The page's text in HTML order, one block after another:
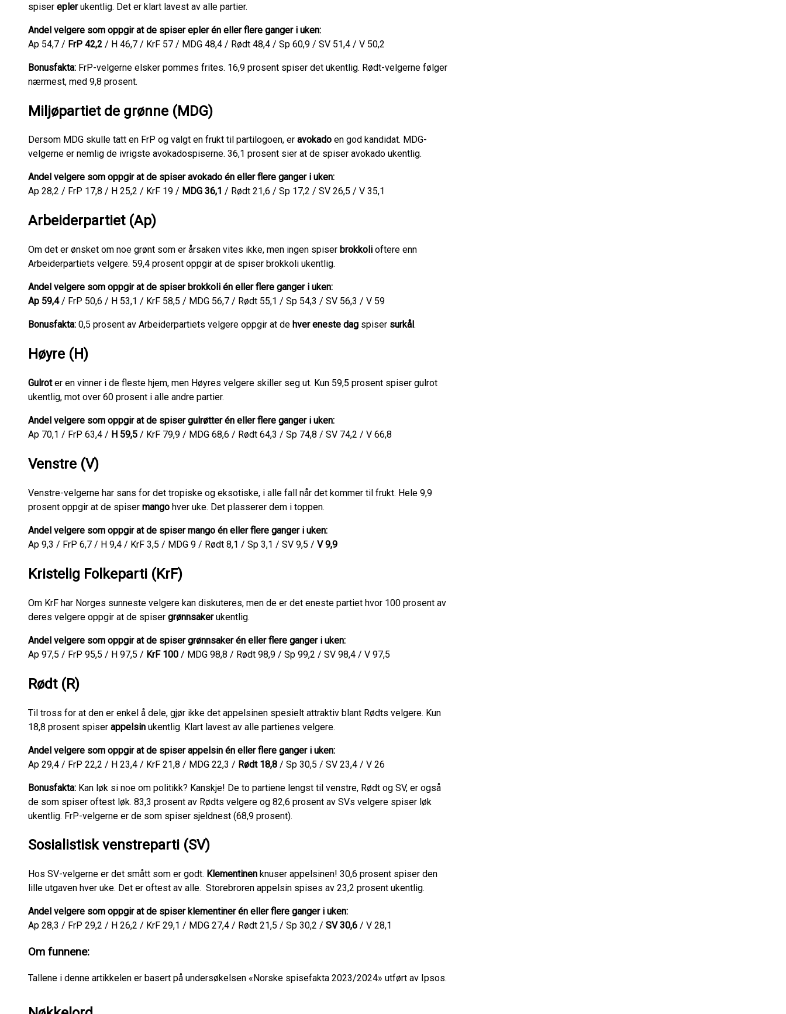
spiser eplerukentlig. Det er klart lavest av alle partier.
Andel velgere som oppgir at de spiser epler én eller flere ganger i uken:
Ap 54,7 / FrP 42,2 / H 46,7 / KrF 57 / MDG 48,4 / Rødt 48,4 / Sp 60,9 / SV 51,4 / V 50,2
Bonusfakta: FrP-velgerne elsker pommes frites. 16,9 prosent spiser det ukentlig. Rødt-velgerne følger
nærmest, med 9,8 prosent.
Miljøpartiet de grønne (MDG)
Dersom MDG skulle tatt en FrP og valgt en frukt til partilogoen, er avokado en god kandidat. MDG-
velgerne er nemlig de ivrigste avokadospiserne. 36,1 prosent sier at de spiser avokado ukentlig.
Andel velgere som oppgir at de spiser avokado én eller flere ganger i uken:
Ap 28,2 / FrP 17,8 / H 25,2 / KrF 19 / MDG 36,1 / Rødt 21,6 / Sp 17,2 / SV 26,5 / V 35,1
Arbeiderpartiet (Ap)
Om det er ønsket om noe grønt som er årsaken vites ikke, men ingen spiser brokkoli oftere enn
Arbeiderpartiets velgere. 59,4 prosent oppgir at de spiser brokkoli ukentlig.
Andel velgere som oppgir at de spiser brokkoli én eller flere ganger i uken:
Ap 59,4/ FrP 50,6 / H 53,1 / KrF 58,5 / MDG 56,7 / Rødt 55,1 / Sp 54,3 / SV 56,3 / V 59
Bonusfakta: 0,5 prosent av Arbeiderpartiets velgere oppgir at de hver eneste dag spiser surkål .
Høyre (H)
Gulroter en vinner i de fleste hjem, men Høyres velgere skiller seg ut. Kun 59,5 prosent spiser gulrot
ukentlig, mot over 60 prosent i alle andre partier.
Andel velgere som oppgir at de spiser gulrøtter én eller flere ganger i uken:
Ap 70,1 / FrP 63,4 / H 59,5 / KrF 79,9 / MDG 68,6 / Rødt 64,3 / Sp 74,8 / SV 74,2 / V 66,8
Venstre (V)
Venstre-velgerne har sans for det tropiske og eksotiske, i alle fall når det kommer til frukt. Hele 9,9
prosent oppgir at de spiser mango hver uke. Det plasserer dem i toppen.
Andel velgere som oppgir at de spiser mango én eller flere ganger i uken:
Ap 9,3 / FrP 6,7 / H 9,4 / KrF 3,5 / MDG 9 / Rødt 8,1 / Sp 3,1 / SV 9,5 / V 9,9
Kristelig Folkeparti (KrF)
Om KrF har Norges sunneste velgere kan diskuteres, men de er det eneste partiet hvor 100 prosent av
deres velgere oppgir at de spiser grønnsakerukentlig.
Andel velgere som oppgir at de spiser grønnsaker én eller flere ganger i uken:
Ap 97,5 / FrP 95,5 / H 97,5 / KrF 100 / MDG 98,8 / Rødt 98,9 / Sp 99,2 / SV 98,4 / V 97,5
Rødt (R)
Til tross for at den er enkel å dele, gjør ikke det appelsinen spesielt attraktiv blant Rødts velgere. Kun
18,8 prosent spiser appelsin ukentlig. Klart lavest av alle partienes velgere.
Andel velgere som oppgir at de spiser appelsin én eller flere ganger i uken:
Ap 29,4 / FrP 22,2 / H 23,4 / KrF 21,8 / MDG 22,3 / Rødt 18,8 / Sp 30,5 / SV 23,4 / V 26
Bonusfakta: Kan løk si noe om politikk? Kanskje! De to partiene lengst til venstre, Rødt og SV, er også
de som spiser oftest løk. 83,3 prosent av Rødts velgere og 82,6 prosent av SVs velgere spiser løk
ukentlig. FrP-velgerne er de som spiser sjeldnest (68,9 prosent).
Sosialistisk venstreparti (SV)
Hos SV-velgerne er det smått som er godt. Klementinen knuser appelsinen! 30,6 prosent spiser den
lille utgaven hver uke. Det er oftest av alle. Storebroren appelsin spises av 23,2 prosent ukentlig.
Andel velgere som oppgir at de spiser klementiner én eller flere ganger i uken:
Ap 28,3 / FrP 29,2 / H 26,2 / KrF 29,1 / MDG 27,4 / Rødt 21,5 / Sp 30,2 / SV 30,6 / V 28,1
Om funnene:
Tallene i denne artikkelen er basert på undersøkelsen «Norske spisefakta 2023/2024» utført av Ipsos.